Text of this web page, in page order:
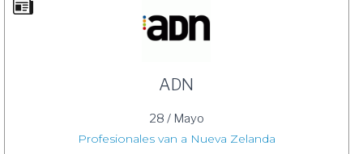
ADN
28 / Mayo
Profesionales van a Nueva Zelanda